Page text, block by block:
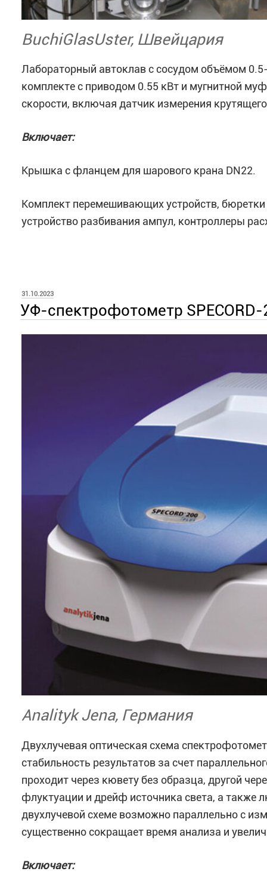
BuchiGlasUster, Швейцария
Лабораторный автоклав с сосудом объёмом
комплекте с приводом 0.55 кВт и мугнитной
скорости, включая датчик измерения
Включает:
Крышка с фланцем для шарового крана DN22.
Комплект перемешивающих устройств,
устройство разбивания ампул, контроллеры
ОПУБЛИКОВАНО
31.10.2023
УФ-спектрофотометр
Analityk Jena, Германия
Двухлучевая оптическая схема
стабильность результатов за счет
проходит через кювету без образца, другой
флуктуации и дрейф источника света, а также
двухлучевой схеме возможно параллельно с
существенно сокращает время анализа и
Включает: